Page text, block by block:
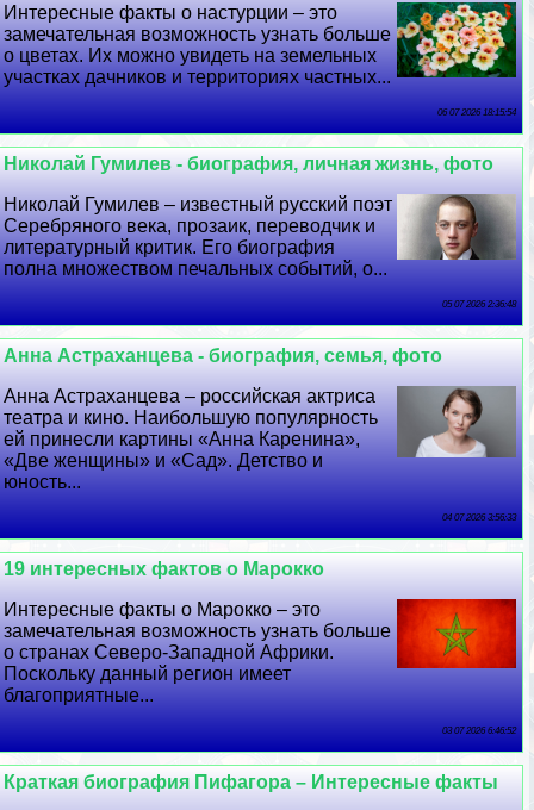
Интересные факты о настурции – это
замечательная возможность узнать больше
о цветах. Их можно увидеть на земельных
участках дачников и территориях частных...
06 07 2026 18:15:54
Николай Гумилев - биография, личная жизнь, фото
Николай Гумилев – известный русский поэт
Серебряного века, прозаик, переводчик и
литературный критик. Его биография
полна множеством печальных событий, о...
05 07 2026 2:36:48
Анна Астpaxaнцева - биография, семья, фото
Анна Астpaxaнцева – российская актриса
театра и кино. Наибольшую популярность
ей принесли картины «Анна Каренина»,
«Две женщины» и «Сад». Детство и
юность...
04 07 2026 3:56:33
19 интересных фактов о Марокко
Интересные факты о Марокко – это
замечательная возможность узнать больше
о странах Северо-Западной Африки.
Поскольку данный регион имеет
благоприятные...
03 07 2026 6:46:52
Краткая биография Пифагора – Интересные факты